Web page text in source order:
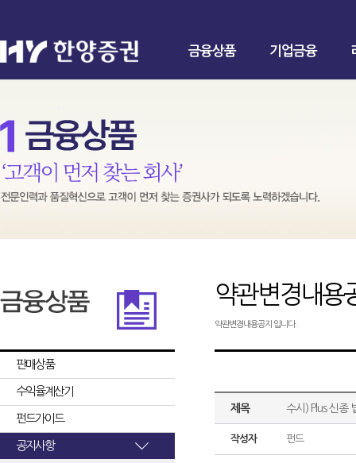
금융상품 기업금융
판매상품
수익율계산기
펀드가이드
공지사항
약관변경내용
약관변경내용공지 입니다.
제목 수시) Plus 신종
작성자 펀드